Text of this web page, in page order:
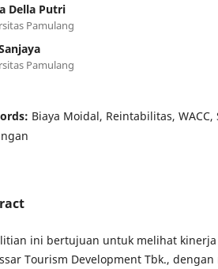
Della Putri
Pamulang
Pamulang
Biaya Moidal, Reintabilitas,
ini bertujuan untuk melihat kinerja
Tourism Development Tbk.,